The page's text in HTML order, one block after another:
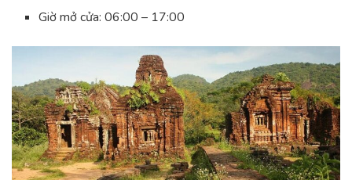
Giờ mở cửa: 06:00 – 17:00